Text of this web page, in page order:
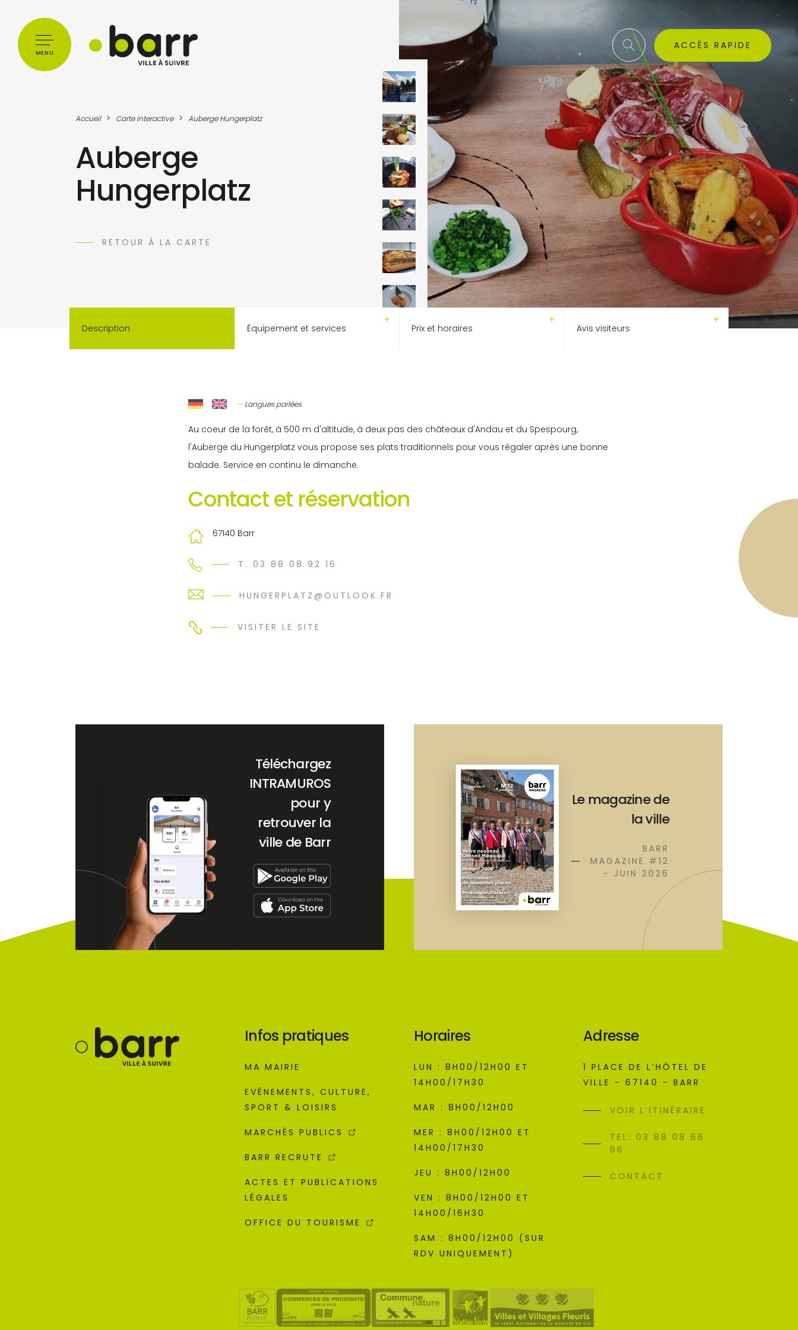
MENU
ACCÈS RAPIDE
Accueil > Carte interactive > Auberge Hungerplatz
Auberge
Hungerplatz
RETOUR À LA CARTE
Description Équipement et services Prix et horaires Avis visiteurs
Langues parlées
Au coeur de la forêt, à 500 m d'altitude, à deux pas des châteaux d'Andau et du Spespourg,
l'Auberge du Hungerplatz vous propose ses plats traditionnels pour vous régaler après une bonne
balade. Service en continu le dimanche.
Contact et réservation
67140 Barr
T. 03 88 08 92 16
HUNGERPLATZ@OUTLOOK.FR
VISITER LE SITE
Téléchargez
INTRAMUROS
pour y
retrouver la
ville de Barr
Le magazine de
la ville
BARR
MAGAZINE #12
- JUIN 2026
Infos pratiques
MA MAIRIE
EVÉNEMENTS, CULTURE,
SPORT & LOISIRS
MARCHÉS PUBLICS
BARR RECRUTE
ACTES ET PUBLICATIONS
LÉGALES
OFFICE DU TOURISME
Horaires
LUN : 8H00/12H00 ET
14H00/17H30
MAR : 8H00/12H00
MER : 8H00/12H00 ET
14H00/17H30
JEU : 8H00/12H00
VEN : 8H00/12H00 ET
14H00/16H30
SAM : 8H00/12H00 (SUR
RDV UNIQUEMENT)
Adresse
1 PLACE DE L’HÔTEL DE
VILLE - 67140 - BARR
VOIR L’ITINÉRAIRE
TEL: 03 88 08 66
66
CONTACT